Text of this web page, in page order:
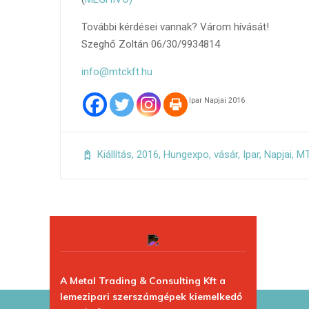
További kérdései vannak? Várom hívását!
Szeghő Zoltán 06/30/9934814
info@mtckft.hu
Ipar Napjai 2016
Kiállítás, 2016, Hungexpo, vásár, Ipar, Napjai,
A Metal Trading & Consulting Kft a
lemezipari szerszámgépek kiemelkedő